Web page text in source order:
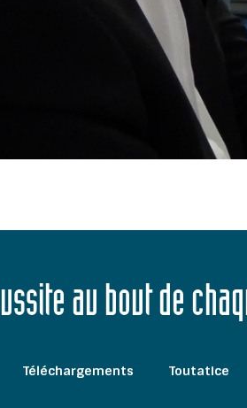
au bout de
Téléchargements Toutatice